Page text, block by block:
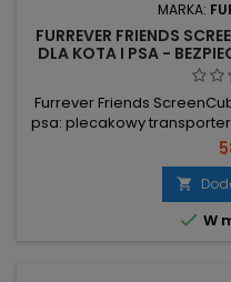
MARKA:
FURREVER FRIENDS
DLA KOTA I PSA -
Furrever Friends
psa: plecakowy
noszenie i pełną
odpowiednie dla małych
Limit 8 kg – przeznaczony
małych zwierzaków.

 W